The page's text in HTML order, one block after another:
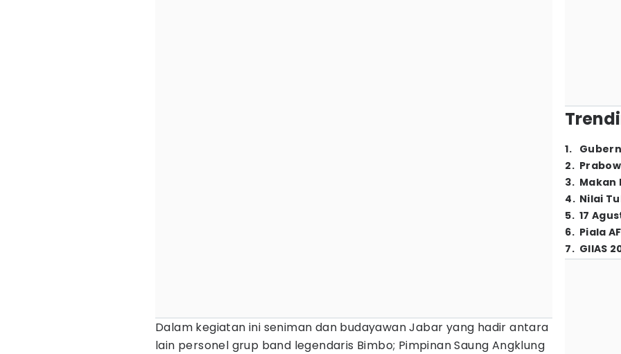
Dalam kegiatan ini seniman dan budayawan Jabar yang hadir antara
lain personel grup band legendaris Bimbo; Pimpinan Saung Angklung
1.
2.
3. Makan
4. Nilai
5. 17
6. Piala
7. GIIAS